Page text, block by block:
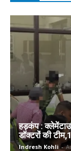
हड़कंप :
डॉक्टरों की
Indresh Kohli -